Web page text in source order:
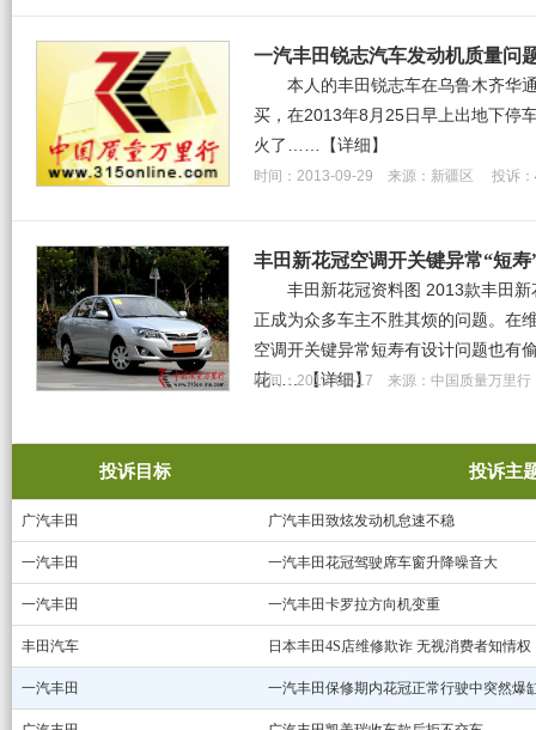
一汽丰田锐志汽车发动机质量问
本人的丰田锐志车在乌鲁木齐华
买，在2013年8月25日早上出地下停
火了……
【详细】
时间：2013-09-29 来源：新疆区 投诉：
丰田新花冠空调开关键异常“短
丰田新花冠资料图 2013款丰田
正成为众多车主不胜其烦的问题。在
空调开关键异常短寿有设计问题也有
花……【详细】
时间：2013-07-17 来源：中国质量万里
投诉目标 投诉主
广汽丰田 广汽丰田致炫发动机怠速不稳
一汽丰田 一汽丰田花冠驾驶席车窗升降噪音大
一汽丰田 一汽丰田卡罗拉方向机变重
丰田汽车 日本丰田4S店维修欺诈 无视消费者知情权
一汽丰田 一汽丰田保修期内花冠正常行驶中突然爆